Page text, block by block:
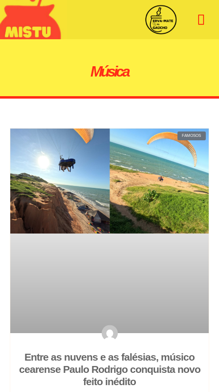
Música
FAMOSOS
Entre as nuvens e as falésias, músico
cearense Paulo Rodrigo conquista novo
feito inédito